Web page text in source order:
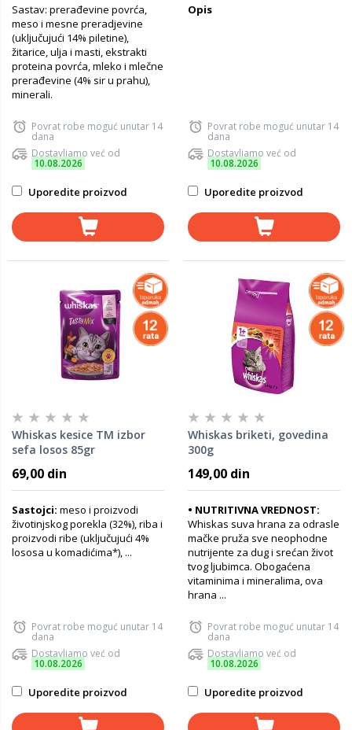
Sastav: prerađevine povrća,
meso i mesne preradjevine
(uključujući 14% piletine),
žitarice, ulja i masti, ekstrakti
proteina povrća, mleko i mlečne
prerađevine (4% sir u prahu),
minerali.
Povrat robe moguć unutar 14
dana
Dostavljamo već od
10.08.2026
Uporedite proizvod
Opis
Povrat robe moguć unutar 14
dana
Dostavljamo već od
10.08.2026
Uporedite proizvod
Whiskas kesice TM izbor
sefa losos 85gr
69,00 din
Sastojci: meso i proizvodi
životinjskog porekla (32%), riba i
proizvodi ribe (uključujući 4%
lososa u komadićima*), ...
Povrat robe moguć unutar 14
dana
Dostavljamo već od
10.08.2026
Uporedite proizvod
Whiskas briketi, govedina
300g
149,00 din
• NUTRITIVNA VREDNOST:
Whiskas suva hrana za odrasle
mačke pruža sve neophodne
nutrijente za dug i srećan život
tvog ljubimca. Obogaćena
vitaminima i mineralima, ova
hrana ...
Povrat robe moguć unutar 14
dana
Dostavljamo već od
10.08.2026
Uporedite proizvod